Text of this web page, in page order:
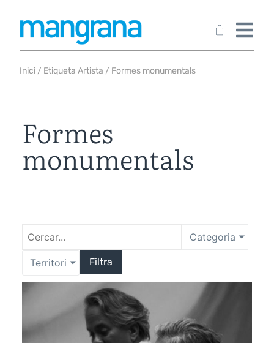
Inici / Etiqueta Artista / Formes monumentals
Formes
monumentals
Categoria
Territori Filtra